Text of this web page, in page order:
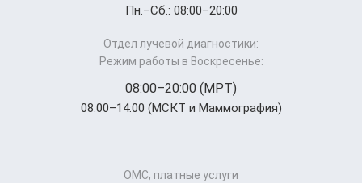
Пн.–Cб.: 08:00–20:00
Отдел лучевой диагностики:
Режим работы в Воскресенье:
08:00–20:00 (МРТ)
08:00–14:00 (МСКТ и Маммография)
ОМС, платные услуги